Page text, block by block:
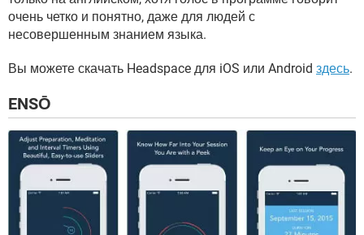
очень четко и понятно, даже для людей с
несовершенным знанием языка.
Вы можете скачать Headspace для iOS или Android здесь.
ENSŌ